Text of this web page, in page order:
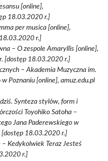
[online],
18.03.2020 r.]
per musica [online],
r.]
– O zespole Amaryllis [online],
[dostęp 18.03.2020 r.]
– Akademia Muzyczna im.
Poznaniu [online], amuz.edu.pl
Synteza stylów, form i
Toyohiko Satoha –
Jana Paderewskiego w
[dostęp 18.03.2020 r.]
Kedykolwiek Teraz Jesteś
r.]